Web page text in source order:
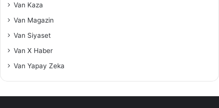
Van Kaza
Van Magazin
Van Siyaset
Van X Haber
Van Yapay Zeka